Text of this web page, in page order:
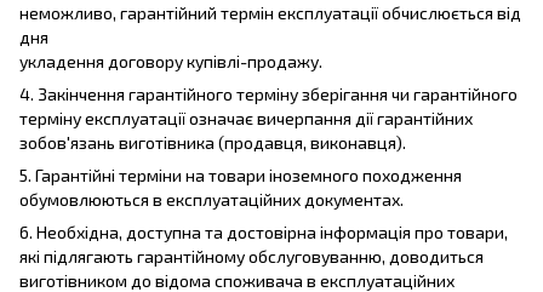
неможливо, гарантійний термін експлуатації обчислюється від
дня
укладення договору купівлі-продажу.
4. Закінчення гарантійного терміну зберігання чи гарантійного
терміну експлуатації означає вичерпання дії гарантійних
зобов'язань виготівника (продавця, виконавця).
5. Гарантійні терміни на товари іноземного походження
обумовлюються в експлуатаційних документах.
6. Необхідна, доступна та достовірна інформація про товари,
які підлягають гарантійному обслуговуванню, доводиться
виготівником до відома споживача в експлуатаційних